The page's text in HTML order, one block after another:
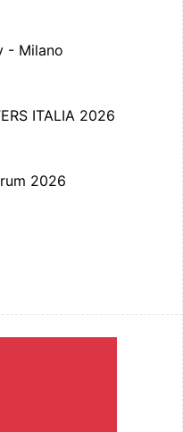
- Milano
ITALIA 2026
2026